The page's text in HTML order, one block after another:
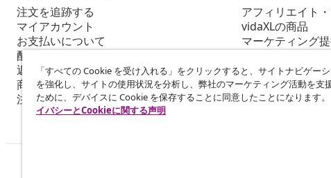
注文を追跡する
マイアカウント
お支払いについて
配送について
返品について
商品情報
注文について
アフィリエイト
vidaXLの商品
マーケティング
「すべての Cookie を受け入れる」をクリックすると、サイトナビゲー
を強化し、サイトの使用状況を分析し、弊社のマーケティング活動を支
ために、デバイスに Cookie を保存することに同意したことになります。
イバシーとCookieに関する声明